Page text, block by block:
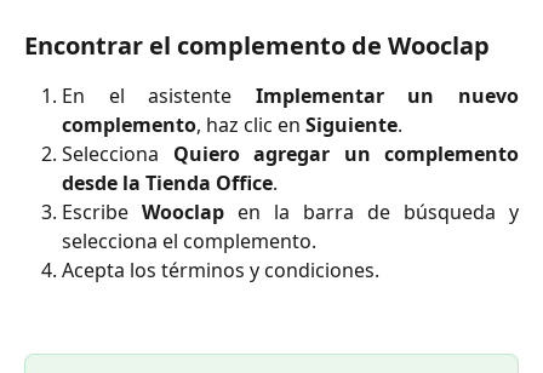
Encontrar el complemento de Wooclap
En el asistente Implementar un nuevo
complemento, haz clic en Siguiente.
Selecciona Quiero agregar un complemento
desde la Tienda Office.
Escribe Wooclap en la barra de búsqueda y
selecciona el complemento.
Acepta los términos y condiciones.